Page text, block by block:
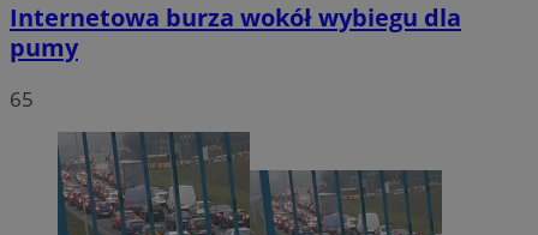
Internetowa burza wokół wybiegu dla
pumy
65